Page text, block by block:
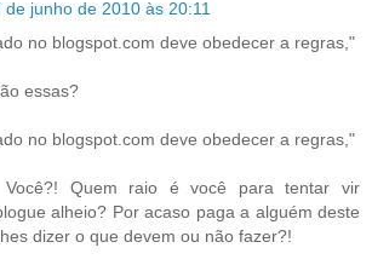
de junho de 2010 às 20:11
no blogspot.com deve obedecer a regras,"
essas?
no blogspot.com deve obedecer a regras,"
Você?! Quem raio é você para tentar vir
alheio? Por acaso paga a alguém deste
dizer o que devem ou não fazer?!